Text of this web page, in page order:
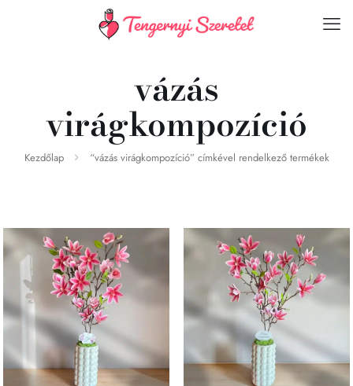
vázás
virágkompozíció
Kezdőlap “vázás virágkompozíció” címkével rendelkező termékek